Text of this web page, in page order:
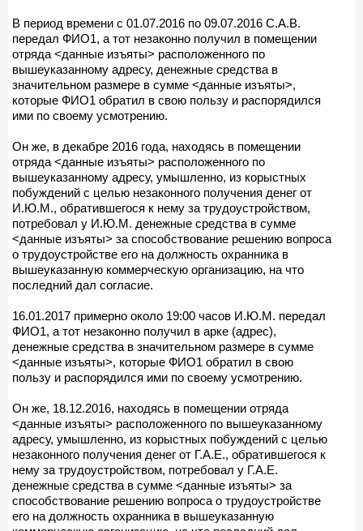
В период времени с 01.07.2016 по 09.07.2016 С.А.В.
передал ФИО1, а тот незаконно получил в помещении
отряда <данные изъяты> расположенного по
вышеуказанному адресу, денежные средства в
значительном размере в сумме <данные изъяты>,
которые ФИО1 обратил в свою пользу и распорядился
ими по своему усмотрению.
Он же, в декабре 2016 года, находясь в помещении
отряда <данные изъяты> расположенного по
вышеуказанному адресу, умышленно, из корыстных
побуждений с целью незаконного получения денег от
И.Ю.М., обратившегося к нему за трудоустройством,
потребовал у И.Ю.М. денежные средства в сумме
<данные изъяты> за способствование решению вопроса
о трудоустройстве его на должность охранника в
вышеуказанную коммерческую организацию, на что
последний дал согласие.
16.01.2017 примерно около 19:00 часов И.Ю.М. передал
ФИО1, а тот незаконно получил в арке (адрес),
денежные средства в значительном размере в сумме
<данные изъяты>, которые ФИО1 обратил в свою
пользу и распорядился ими по своему усмотрению.
Он же, 18.12.2016, находясь в помещении отряда
<данные изъяты> расположенного по вышеуказанному
адресу, умышленно, из корыстных побуждений с целью
незаконного получения денег от Г.А.Е., обратившегося к
нему за трудоустройством, потребовал у Г.А.Е.
денежные средства в сумме <данные изъяты> за
способствование решению вопроса о трудоустройстве
его на должность охранника в вышеуказанную